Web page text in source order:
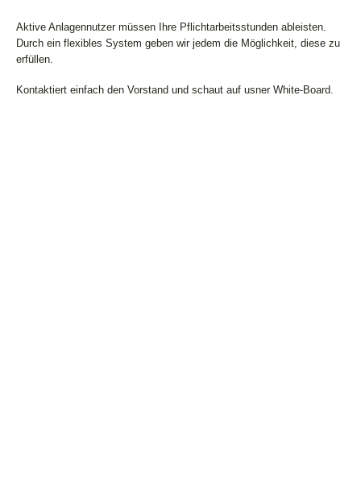
Aktive Anlagennutzer müssen Ihre Pflichtarbeitsstunden ableisten.
Durch ein flexibles System geben wir jedem die Möglichkeit, diese zu
erfüllen.
Kontaktiert einfach den Vorstand und schaut auf usner White-Board.